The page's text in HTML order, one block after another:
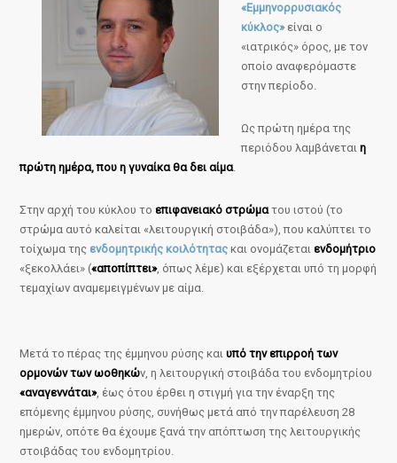
«Εμμηνορρυσιακός
κύκλος» είναι ο
«ιατρικός» όρος, με τον
οποίο αναφερόμαστε
στην περίοδο.
Ως πρώτη ημέρα της
περιόδου λαμβάνεταιη
πρώτη ημέρα, που η γυναίκα θα δει αίμα.
Στην αρχή του κύκλου τοεπιφανειακό στρώματου ιστού (το
στρώμα αυτό καλείται «λειτουργική στοιβάδα»), που καλύπτει το
τοίχωμα της ενδομητρικής κοιλότητας και ονομάζεταιενδομήτριο
«ξεκολλάει» («αποπίπτει», όπως λέμε) και εξέρχεται υπό τη μορφή
τεμαχίων αναμεμειγμένων με αίμα.
Μετά το πέρας της έμμηνου ρύσης καιυπό την επιρροή των
ορμονών των ωοθηκών, η λειτουργική στοιβάδα του ενδομητρίου
«αναγεννάται», έως ότου έρθει η στιγμή για την έναρξη της
επόμενης έμμηνου ρύσης, συνήθως μετά από την παρέλευση 28
ημερών, οπότε θα έχουμε ξανά την απόπτωση της λειτουργικής
στοιβάδας του ενδομητρίου.